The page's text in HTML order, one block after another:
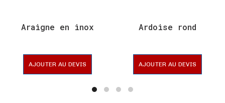
Araigne en inox
AJOUTER AU DEVIS
Ardoise rond
AJOUTER AU DEVIS